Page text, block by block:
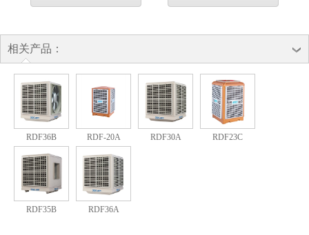
相关产品：
RDF36B RDF-20A RDF30A RDF23C
RDF35B RDF36A